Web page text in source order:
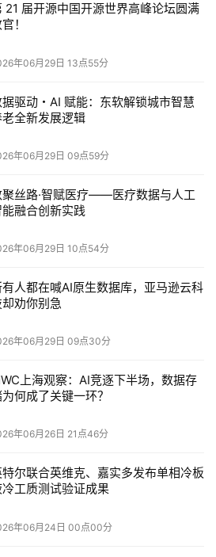
平均主义走向精准主义
草稿质量，那置信度调度解决的就
成多少个token，就原封不动提交
是一种全量盲审。
谱，把低置信度的候选送去验证，
在高并发的生产系统里却是灾难性
觉良好，估出来的通过率往往偏乐
校准方案，把误差从原来的3%至
预估变得足够精准。
感知调度器会根据实时引擎吞吐动
21 届开源中国开源世界高峰论坛圆满
！
年06月29日 13点55分
驱动・AI 赋能：东软解锁城市智慧
全新发展逻辑
年06月29日 09点59分
聚丝路·智赋医疗——医疗数据与人工
融合创新实践
年06月29日 10点54分
有人都在喊AI原生数据库，亚马逊云科
劝你别急
年06月29日 09点30分
上海观察：AI竞逐下半场，数据存
何成了关键一环？
年06月26日 21点46分
尔联合英维克、嘉实多发布单相冷板
工质测试验证成果
年06月24日 00点00分